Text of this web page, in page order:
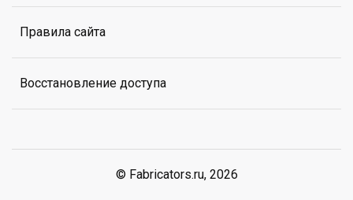
Правила сайта
Восстановление доступа
© Fabricators.ru, 2026